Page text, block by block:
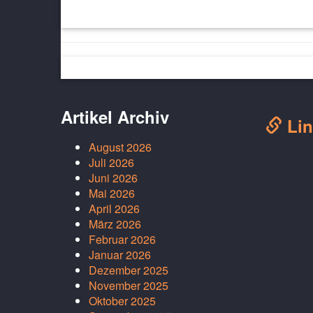
Artikel Archiv
August 2026
Juli 2026
Juni 2026
Mai 2026
April 2026
März 2026
Februar 2026
Januar 2026
Dezember 2025
November 2025
Oktober 2025